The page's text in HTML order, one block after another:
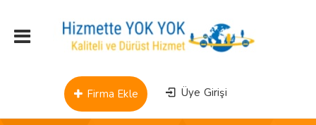
Üye Girişi
Firma Ekle